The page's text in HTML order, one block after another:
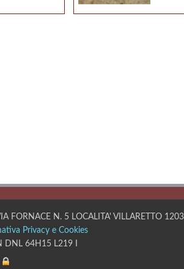
FORNACE N. 5 LOCALITA' VILLARETTO
Privacy e Cookies
DNL 64H15 L219 I